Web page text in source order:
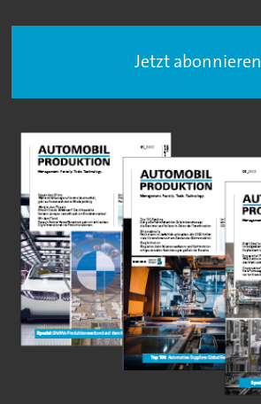
Jetzt abonnieren